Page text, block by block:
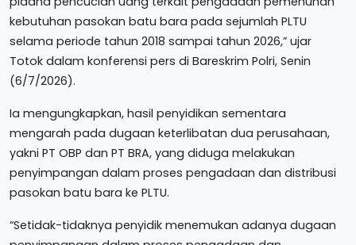
kebutuhan pasokan batu bara pada sejumlah PLTU
selama periode tahun 2018 sampai tahun 2026,” ujar
Totok dalam konferensi pers di Bareskrim Polri, Senin
(6/7/2026).
Ia mengungkapkan, hasil penyidikan sementara
mengarah pada dugaan keterlibatan dua perusahaan,
yakni PT OBP dan PT BRA, yang diduga melakukan
penyimpangan dalam proses pengadaan dan distribusi
pasokan batu bara ke PLTU.
“Setidak-tidaknya penyidik menemukan adanya dugaan